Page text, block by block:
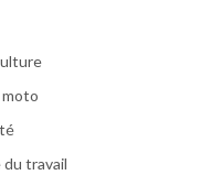
du travail